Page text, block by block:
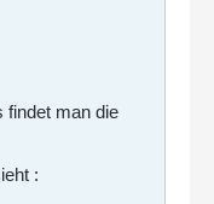
findet man die
: